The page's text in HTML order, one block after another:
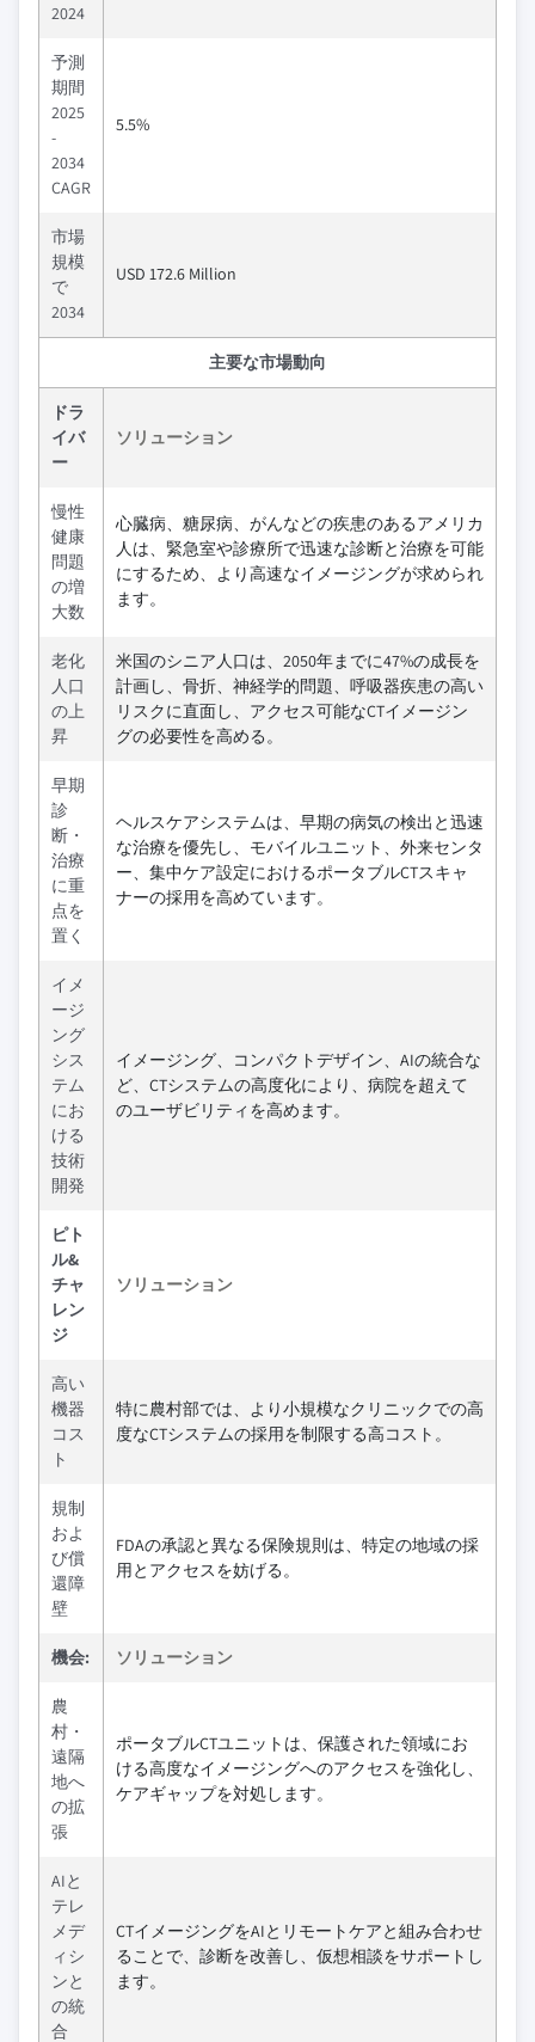
2024
予測
期間
2025
-
2034
CAGR
5.5%
市場
規模
で
2034
USD 172.6 Million
主要な市場動向
ドラ
イバ
ー
ソリューション
慢性
健康
問題
の増
大数
心臓病、糖尿病、がんなどの疾患のあるアメリカ
人は、緊急室や診療所で迅速な診断と治療を可能
にするため、より高速なイメージングが求められ
ます。
老化
人口
の上
昇
米国のシニア人口は、2050年までに47%の成長を
計画し、骨折、神経学的問題、呼吸器疾患の高い
リスクに直面し、アクセス可能なCTイメージン
グの必要性を高める。
早期
診
断・
治療
に重
点を
置く
ヘルスケアシステムは、早期の病気の検出と迅速
な治療を優先し、モバイルユニット、外来センタ
ー、集中ケア設定におけるポータブルCTスキャ
ナーの採用を高めています。
イメ
ージ
ング
シス
テム
にお
ける
技術
開発
イメージング、コンパクトデザイン、AIの統合な
ど、CTシステムの高度化により、病院を超えて
のユーザビリティを高めます。
ピト
ル&
チャ
レン
ジ
ソリューション
高い
機器
コス
ト
特に農村部では、より小規模なクリニックでの高
度なCTシステムの採用を制限する高コスト。
規制
およ
び償
還障
壁
FDAの承認と異なる保険規則は、特定の地域の採
用とアクセスを妨げる。
機会: ソリューション
農
村・
遠隔
地へ
の拡
張
ポータブルCTユニットは、保護された領域にお
ける高度なイメージングへのアクセスを強化し、
ケアギャップを対処します。
AIと
テレ
メデ
ィシ
ンと
の統
合
CTイメージングをAIとリモートケアと組み合わせ
ることで、診断を改善し、仮想相談をサポートし
ます。